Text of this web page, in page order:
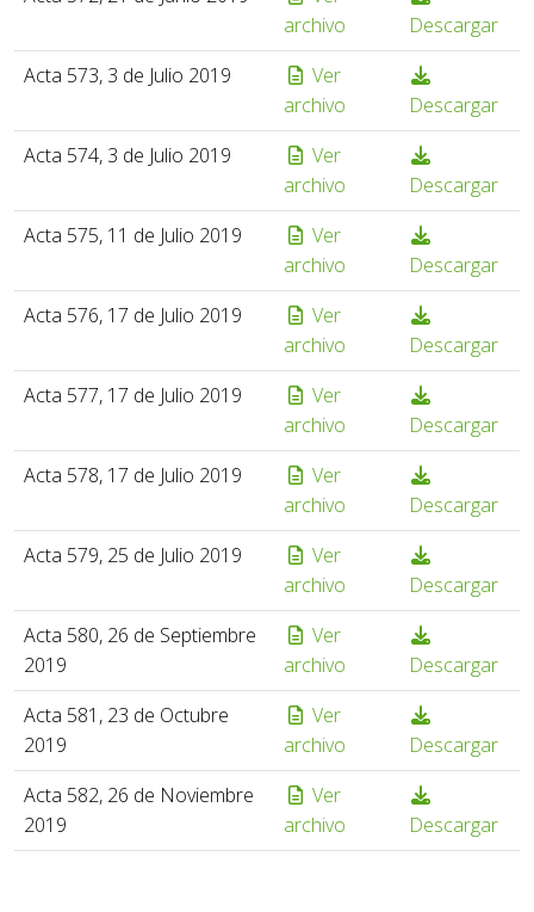
archivo
Descargar
Acta 573, 3 de Julio 2019
Ver
archivo
Descargar
Acta 574, 3 de Julio 2019
Ver
archivo
Descargar
Acta 575, 11 de Julio 2019
Ver
archivo
Descargar
Acta 576, 17 de Julio 2019
Ver
archivo
Descargar
Acta 577, 17 de Julio 2019
Ver
archivo
Descargar
Acta 578, 17 de Julio 2019
Ver
archivo
Descargar
Acta 579, 25 de Julio 2019
Ver
archivo
Descargar
Acta 580, 26 de Septiembre
2019
Ver
archivo
Descargar
Acta 581, 23 de Octubre
2019
Ver
archivo
Descargar
Acta 582, 26 de Noviembre
2019
Ver
archivo
Descargar